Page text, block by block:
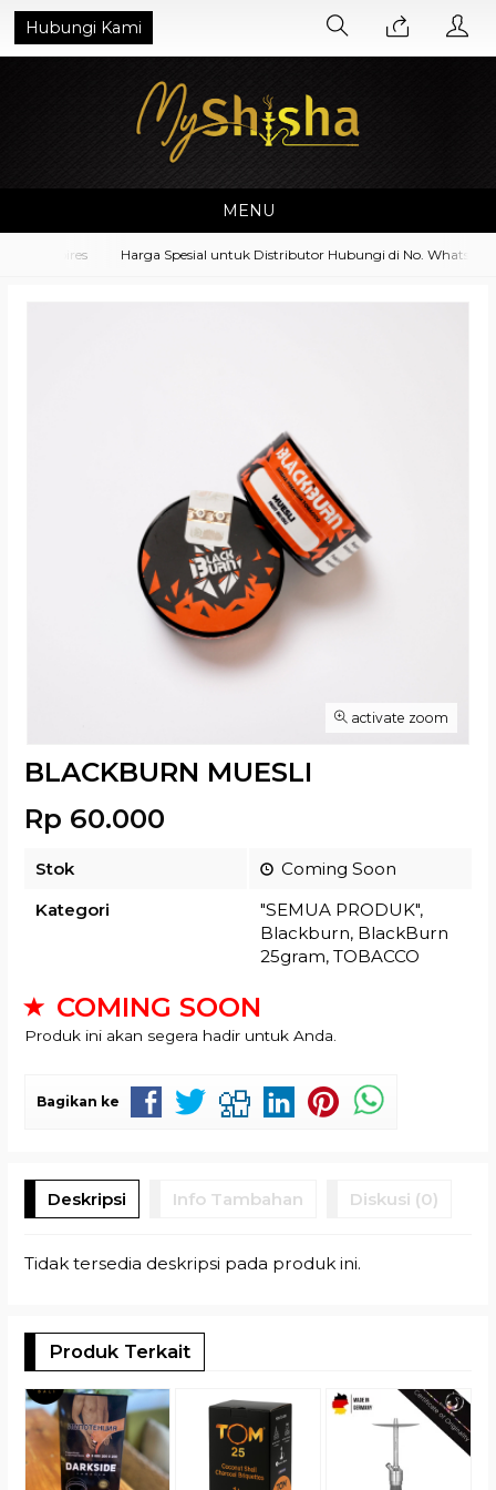
Hubungi Kami
MENU
Harga Spesial untuk Distributor Hubungi di No. Whatsapp
activate zoom
BLACKBURN MUESLI
Rp 60.000
Stok
Coming Soon
Kategori
"SEMUA PRODUK",
Blackburn, BlackBurn
25gram, TOBACCO
COMING SOON
Produk ini akan segera hadir untuk Anda.
Bagikan ke
Deskripsi Info Tambahan Diskusi (0)
Tidak tersedia deskripsi pada produk ini.
Produk Terkait